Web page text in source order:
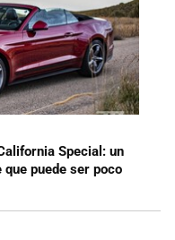
Special: un
puede ser poco